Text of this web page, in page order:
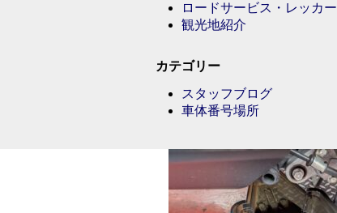
ロードサービス・レッカー
観光地紹介
カテゴリー
スタッフブログ
車体番号場所